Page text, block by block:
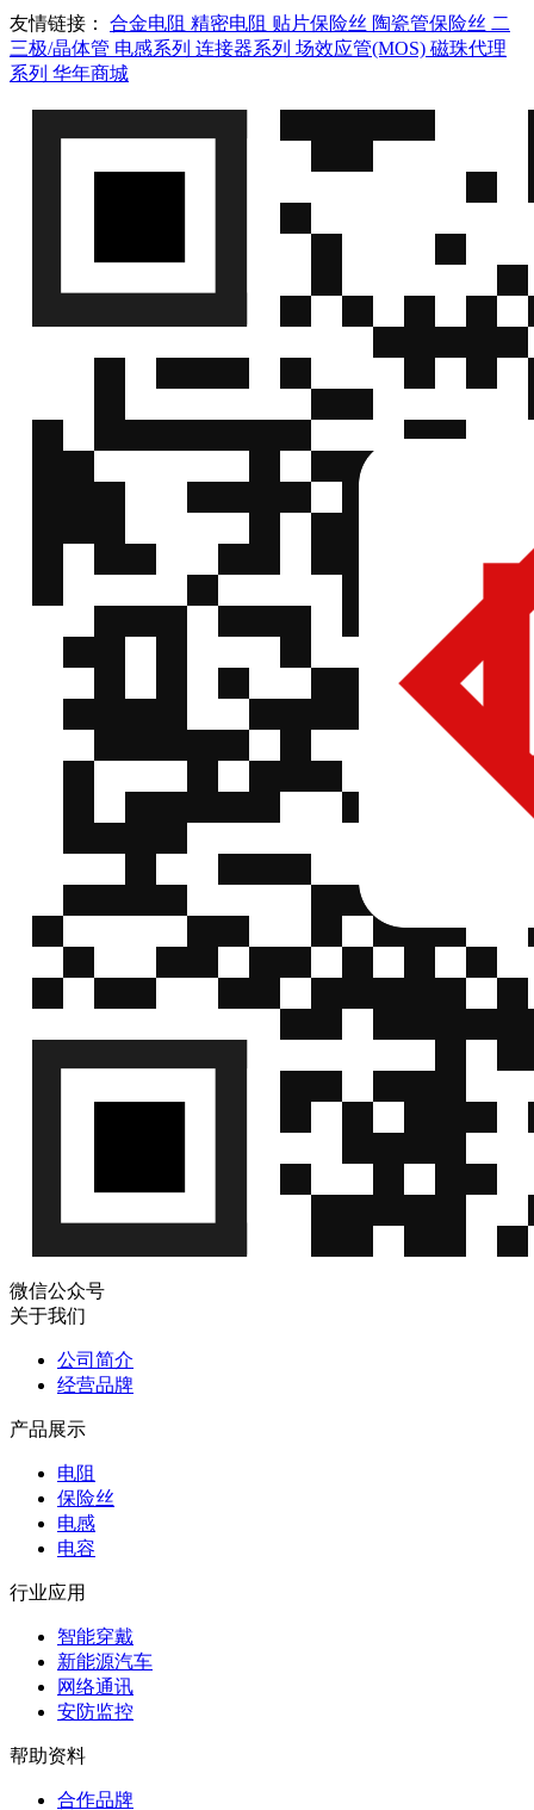
友情链接： 合金电阻 精密电阻 贴片保险丝 陶瓷管保险丝 二
三极/晶体管 电感系列 连接器系列 场效应管(MOS) 磁珠代理
系列 华年商城
微信公众号
关于我们
公司简介
经营品牌
产品展示
电阻
保险丝
电感
电容
行业应用
智能穿戴
新能源汽车
网络通讯
安防监控
帮助资料
合作品牌